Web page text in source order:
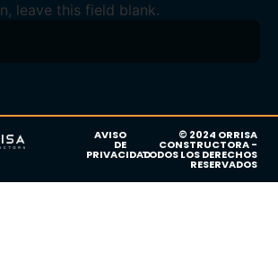
leave this field blank.
AVISO
DE
PRIVACIDAD
© 2024 ORRISA
CONSTRUCTORA -
TODOS LOS DERECHOS
RESERVADOS